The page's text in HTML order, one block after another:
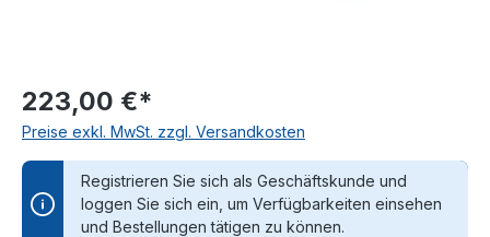
223,00 €*
Preise exkl. MwSt. zzgl. Versandkosten
Registrieren Sie sich als Geschäftskunde und
loggen Sie sich ein, um Verfügbarkeiten einsehen
und Bestellungen tätigen zu können.